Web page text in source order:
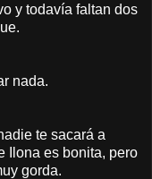
y todavía faltan dos
nada.
te sacará a
Ilona es bonita, pero
gorda.